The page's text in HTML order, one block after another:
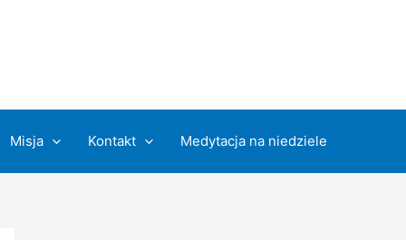
Misja Kontakt Medytacja na niedziele